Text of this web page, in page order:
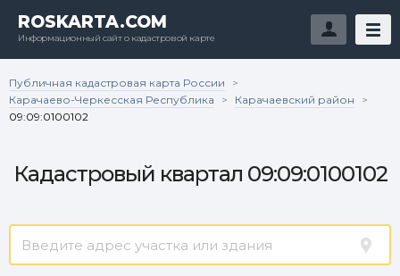
ROSKARTA.COM
Информационный сайт о кадастровой карте
Публичная кадастровая карта России
>
Карачаево-Черкесская Республика
> Карачаевский район
>
09:09:0100102
Кадастровый квартал 09:09:0100102